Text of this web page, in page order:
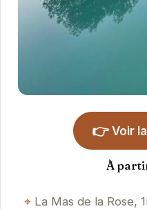
👉 Voir
À
La Mas de la Rose,